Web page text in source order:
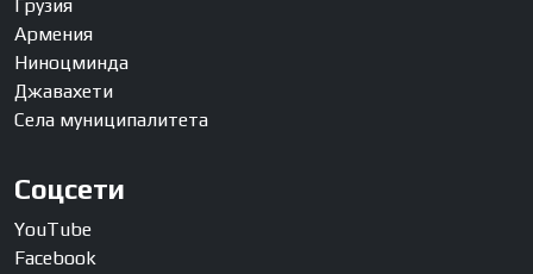
Грузия
Армения
Ниноцминда
Джавахети
Села муниципалитета
Соцсети
YouTube
Facebook